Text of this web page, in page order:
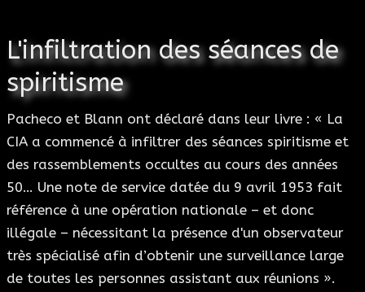
L'infiltration des séances de
spiritisme
Pacheco et Blann ont déclaré dans leur livre : « La
CIA a commencé à infiltrer des séances spiritisme et
des rassemblements occultes au cours des années
50… Une note de service datée du 9 avril 1953 fait
référence à une opération nationale – et donc
illégale – nécessitant la présence d'un observateur
très spécialisé afin d’obtenir une surveillance large
de toutes les personnes assistant aux réunions ».